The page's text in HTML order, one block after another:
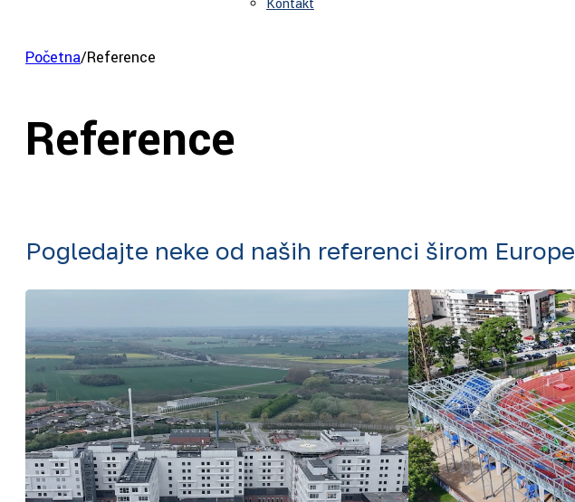
Kontakt
Početna/Reference
Reference
Pogledajte neke od naših referenci širom Europe